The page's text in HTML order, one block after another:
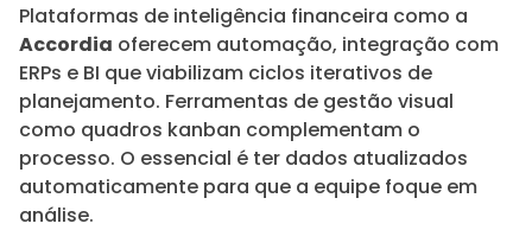
Plataformas de inteligência financeira como a
Accordia oferecem automação, integração com
ERPs e BI que viabilizam ciclos iterativos de
planejamento. Ferramentas de gestão visual
como quadros kanban complementam o
processo. O essencial é ter dados atualizados
automaticamente para que a equipe foque em
análise.